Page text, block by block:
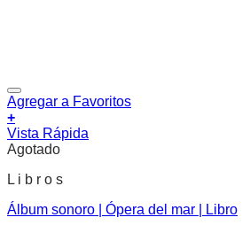
Agregar a Favoritos
+
Vista Rápida
Agotado
L i b r o s
Álbum sonoro | Ópera del mar | Libro